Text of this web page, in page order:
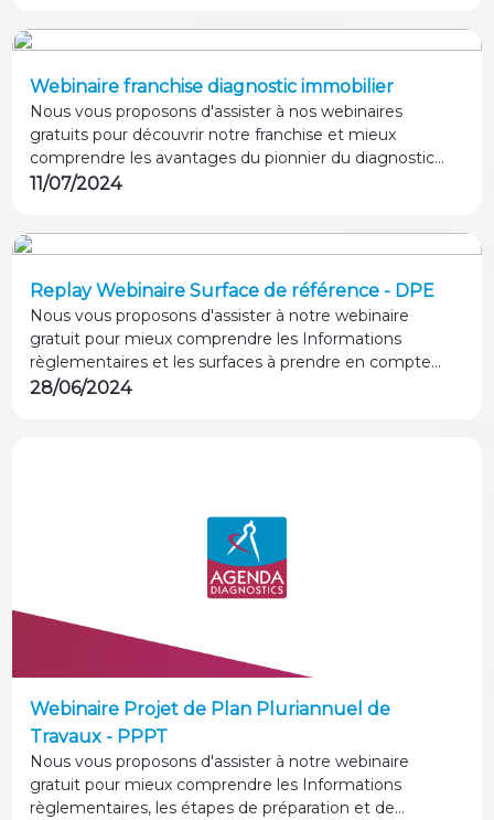
Webinaire franchise diagnostic immobilier
Nous vous proposons d'assister à nos webinaires
gratuits pour découvrir notre franchise et mieux
comprendre les avantages du pionnier du diagnostic
immobilier : AGENDA Diagnostics.
11/07/2024
Replay Webinaire Surface de référence - DPE
Nous vous proposons d'assister à notre webinaire
gratuit pour mieux comprendre les Informations
règlementaires et les surfaces à prendre en compte...
28/06/2024
Webinaire Projet de Plan Pluriannuel de
Travaux - PPPT
Nous vous proposons d'assister à notre webinaire
gratuit pour mieux comprendre les Informations
règlementaires, les étapes de préparation et de